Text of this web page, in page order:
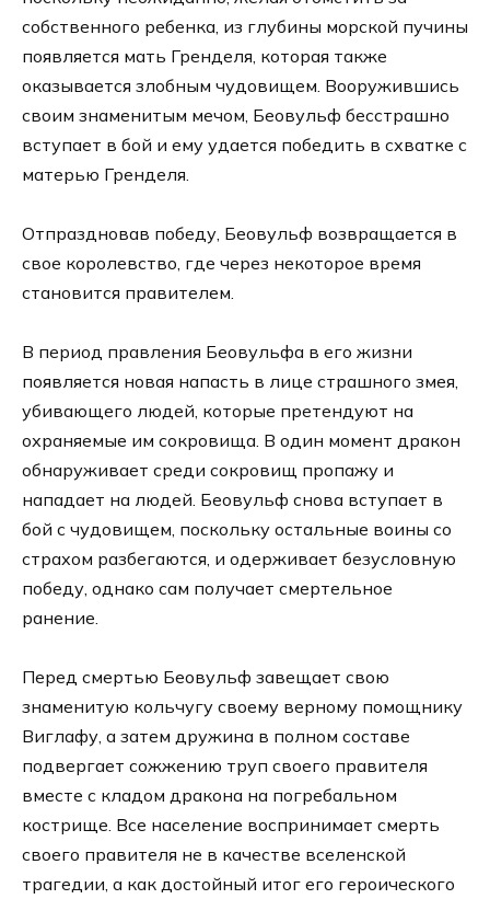
собственного ребенка, из глубины морской пучины
появляется мать Гренделя, которая также
оказывается злобным чудовищем. Вооружившись
своим знаменитым мечом, Беовульф бесстрашно
вступает в бой и ему удается победить в схватке с
матерью Гренделя.
Отпраздновав победу, Беовульф возвращается в
свое королевство, где через некоторое время
становится правителем.
В период правления Беовульфа в его жизни
появляется новая напасть в лице страшного змея,
убивающего людей, которые претендуют на
охраняемые им сокровища. В один момент дракон
обнаруживает среди сокровищ пропажу и
нападает на людей. Беовульф снова вступает в
бой с чудовищем, поскольку остальные воины со
страхом разбегаются, и одерживает безусловную
победу, однако сам получает смертельное
ранение.
Перед смертью Беовульф завещает свою
знаменитую кольчугу своему верному помощнику
Виглафу, а затем дружина в полном составе
подвергает сожжению труп своего правителя
вместе с кладом дракона на погребальном
кострище. Все население воспринимает смерть
своего правителя не в качестве вселенской
трагедии, а как достойный итог его героического